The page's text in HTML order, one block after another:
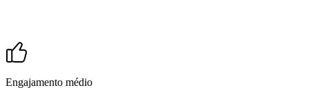
Engajamento médio